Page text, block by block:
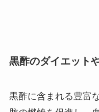
黒酢のダイエット
黒酢に含まれる豊富